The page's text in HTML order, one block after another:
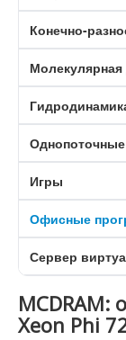
Конечно-
Игры
Офисные
Сервер
MCDRAM:
Xeon Phi